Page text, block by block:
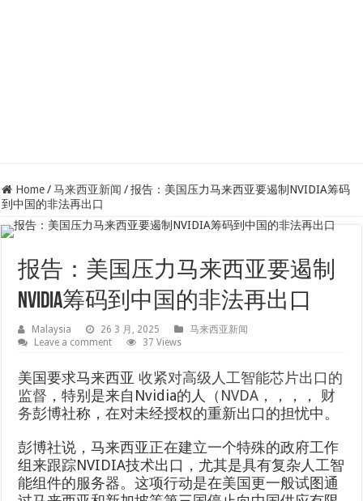
Home / 马来西亚新闻 / 报告：美国压力马来西亚要遏制NVIDIA筹码
到中国的非法再出口
报告：美国压力马来西亚要遏制
NVIDIA筹码到中国的非法再出口
Malaysia 26 3 月, 2025
马来西亚新闻
Leave a comment
37 Views
美国要求马来西亚收紧对高级人工智能芯片出口的
监督 ，特别是来自Nvidia的人（ NVDA ，，，， 财
务彭博社称，在对未经授权的重新出口的担忧中。
彭博社说，马来西亚正在建立一个特殊的政府工作
组来跟踪NVIDIA技术出口，尤其是具有复杂人工智
能组件的服务器。这项行动是在美国更一般试图通